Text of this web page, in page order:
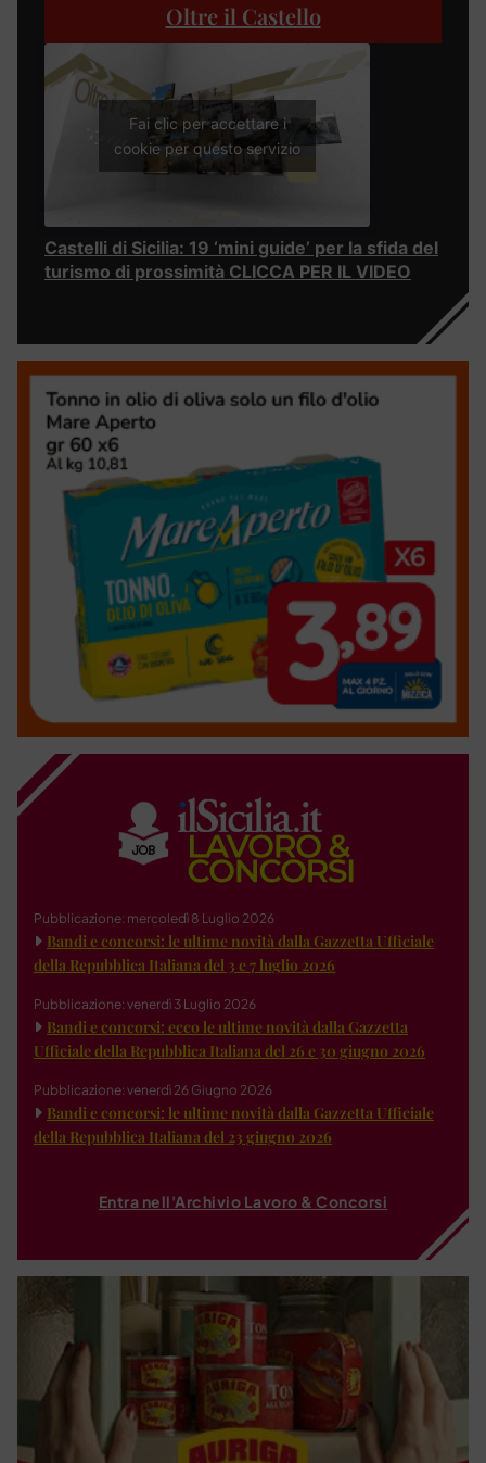
Oltre il Castello
Fai clic per accettare i
cookie per questo servizio
Castelli di Sicilia: 19 ‘mini guide’ per la sfida del
turismo di prossimità CLICCA PER IL VIDEO
Pubblicazione: mercoledì 8 Luglio 2026
Bandi e concorsi: le ultime novità dalla Gazzetta Ufficiale
della Repubblica Italiana del 3 e 7 luglio 2026
Pubblicazione: venerdì 3 Luglio 2026
Bandi e concorsi: ecco le ultime novità dalla Gazzetta
Ufficiale della Repubblica Italiana del 26 e 30 giugno 2026
Pubblicazione: venerdì 26 Giugno 2026
Bandi e concorsi: le ultime novità dalla Gazzetta Ufficiale
della Repubblica Italiana del 23 giugno 2026
Entra nell'Archivio Lavoro & Concorsi